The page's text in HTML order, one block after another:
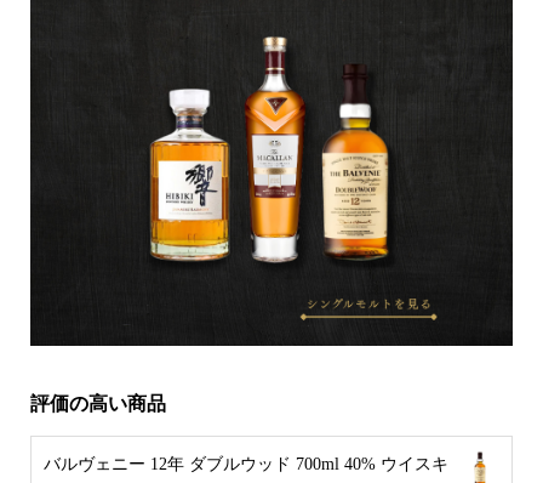
評価の高い商品
バルヴェニー 12年 ダブルウッド 700ml 40% ウイスキ